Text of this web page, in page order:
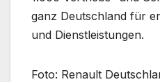
ganz Deutschland für
und Dienstleistungen.
Foto: Renault